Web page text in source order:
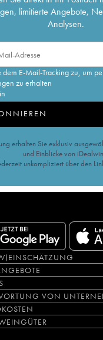
limitierte Angebote,
Analysen.
dem E-Mail-Tracking zu, um
zu erhalten
erhalten Sie exklusiv
und Einblicke von
unkompliziert über den
VON